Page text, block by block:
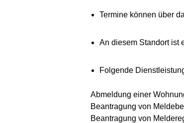
Termine können über
An diesem Standort ist
Folgende
Abmeldung einer
Beantragung von
Beantragung von